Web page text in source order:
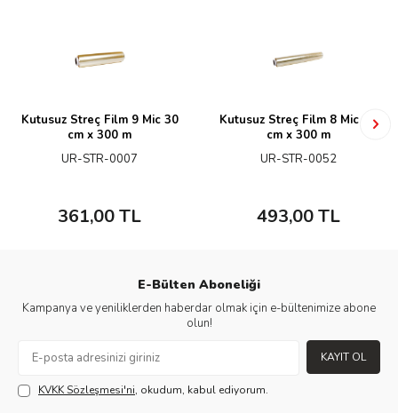
Kutusuz Streç Film 9 Mic 30
cm x 300 m
UR-STR-0007
361,00TL
Kutusuz Streç Film 8 Mic 45
cm x 300 m
UR-STR-0052
493,00TL
E-Bülten Aboneliği
Kampanya ve yeniliklerden haberdar olmak için e-bültenimize abone
olun!
KAYIT OL
KVKK Sözleşmesi'ni, okudum, kabul ediyorum.